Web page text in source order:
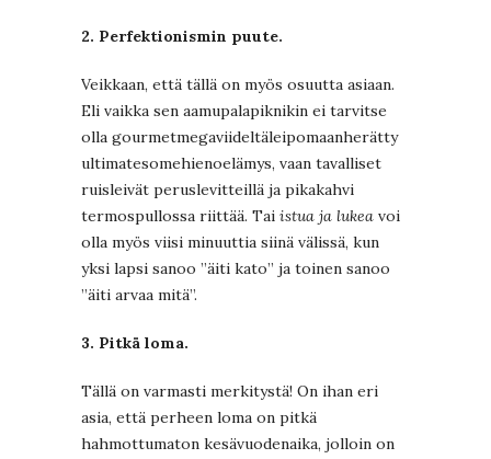
2. Perfektionismin puute.
Veikkaan, että tällä on myös osuutta asiaan.
Eli vaikka sen aamupalapiknikin ei tarvitse
olla gourmetmegaviideltäleipomaanherätty
ultimatesomehienoelämys, vaan tavalliset
ruisleivät peruslevitteillä ja pikakahvi
termospullossa riittää. Tai istua ja lukea voi
olla myös viisi minuuttia siinä välissä, kun
yksi lapsi sanoo ”äiti kato” ja toinen sanoo
”äiti arvaa mitä”.
3. Pitkä loma.
Tällä on varmasti merkitystä! On ihan eri
asia, että perheen loma on pitkä
hahmottumaton kesävuodenaika, jolloin on